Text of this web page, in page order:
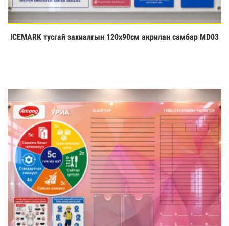
Үзэх
ICEMARK тусгай захиалгын 120х90см акрилан самбар MD03